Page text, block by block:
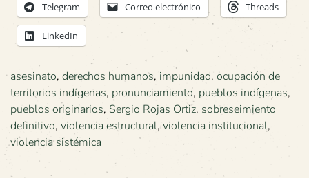
Telegram Correo electrónico Threads
LinkedIn
asesinato, derechos humanos, impunidad, ocupación de
territorios indígenas, pronunciamiento, pueblos indígenas,
pueblos originarios, Sergio Rojas Ortiz, sobreseimiento
definitivo, violencia estructural, violencia institucional,
violencia sistémica